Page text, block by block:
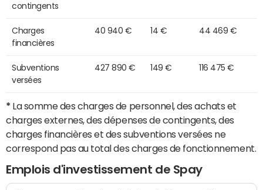
contingents
Charges
financières
40 940 € 14 € 44 469 €
Subventions
versées
427 890 € 149 € 116 475 €
* La somme des charges de personnel, des achats et
charges externes, des dépenses de contingents, des
charges financières et des subventions versées ne
correspond pas au total des charges de fonctionnement.
Emplois d'investissement de Spay